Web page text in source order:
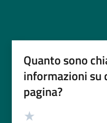
Quanto sono
informazioni su
pagina?
Valutazione